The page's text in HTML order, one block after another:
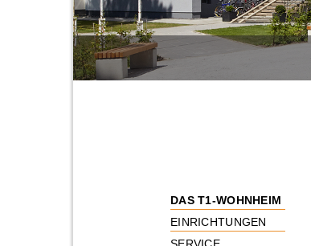
DAS T1-WOHNHEIM
EINRICHTUNGEN